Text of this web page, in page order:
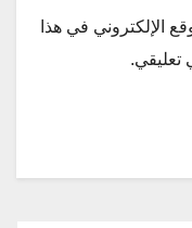
الإلكتروني في هذا
تعليقي.